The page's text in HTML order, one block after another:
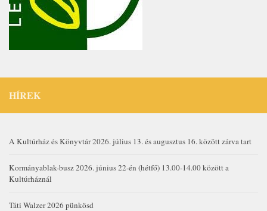
HÍREK
A Kultúrház és Könyvtár 2026. július 13. és augusztus 16. között zárva tart
Kormányablak-busz 2026. június 22-én (hétfő) 13.00-14.00 között a
Kultúrháznál
Táti Walzer 2026 pünkösd